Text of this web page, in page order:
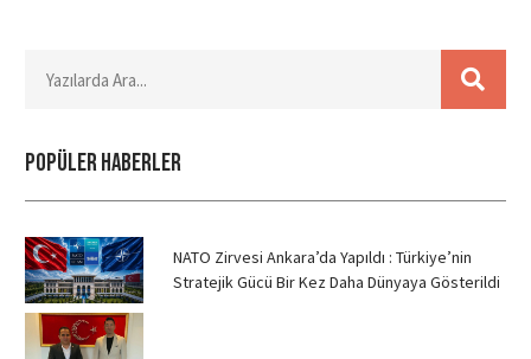
POPÜLER HABERLER
NATO Zirvesi Ankara’da Yapıldı : Türkiye’nin
Stratejik Gücü Bir Kez Daha Dünyaya Gösterildi